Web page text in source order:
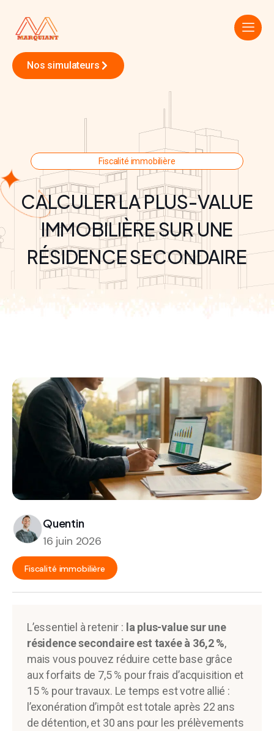
Nos simulateurs
Fiscalité immobilière
CALCULER LA PLUS-VALUE
IMMOBILIÈRE SUR UNE
RÉSIDENCE SECONDAIRE
Quentin
16 juin 2026
Fiscalité immobilière
L’essentiel à retenir : la plus-value sur une
résidence secondaire est taxée à 36,2 %,
mais vous pouvez réduire cette base grâce
aux forfaits de 7,5 % pour frais d’acquisition et
15 % pour travaux. Le temps est votre allié :
l’exonération d’impôt est totale après 22 ans
de détention, et 30 ans pour les prélèvements